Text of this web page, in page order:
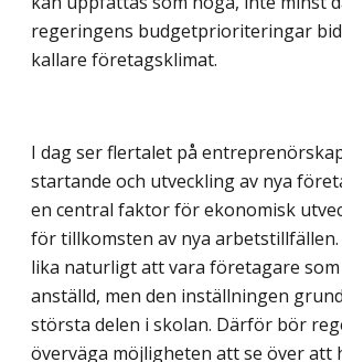
regeringens budgetprioriteringar
kallare företagsklimat.
I dag ser flertalet på
startande och utveckling av nya
en central faktor för ekonomisk
för tillkomsten av nya arbetstillfällen.
lika naturligt att vara företagare
anställd, men den inställningen
största delen i skolan. Därför bör
överväga möjligheten att se över att